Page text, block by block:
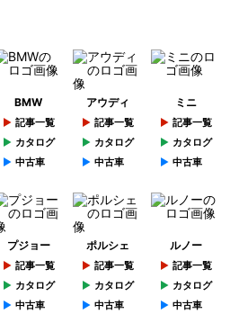
BMW
記事一覧
カタログ
中古車
アウディ
記事一覧
カタログ
中古車
ミニ
記事一覧
カタログ
中古車
プジョー
記事一覧
カタログ
中古車
ポルシェ
記事一覧
カタログ
中古車
ルノー
記事一覧
カタログ
中古車